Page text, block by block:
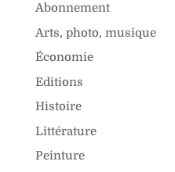
Abonnement
Arts, photo, musique
Économie
Editions
Histoire
Littérature
Peinture